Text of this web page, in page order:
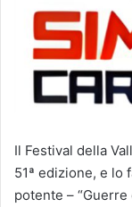
Il Festival della
51ª edizione, e lo
potente –